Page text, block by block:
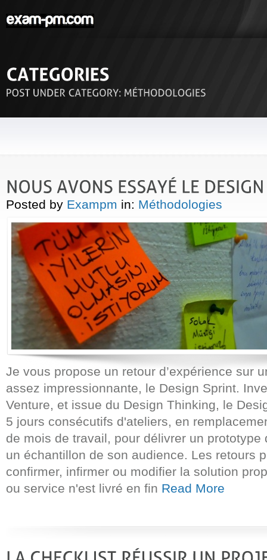
Posted by Exampm in: Méthodologies
Je vous propose un retour d’expérience sur
assez impressionnante, le Design Sprint.
Venture, et issue du Design Thinking, le
5 jours consécutifs d'ateliers, en
de mois de travail, pour délivrer un prototype
un échantillon de son audience. Les retours
confirmer, infirmer ou modifier la solution
ou service n'est livré en fin Read More